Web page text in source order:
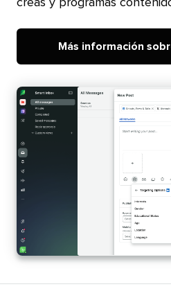
creas y programas
Más información